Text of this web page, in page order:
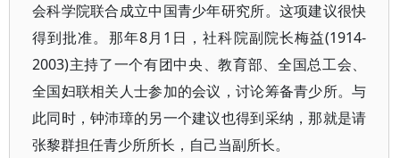
会科学院联合成立中国青少年研究所。这项建议很快
得到批准。那年8月1日，社科院副院长梅益(1914-
2003)主持了一个有团中央、教育部、全国总工会、
全国妇联相关人士参加的会议，讨论筹备青少所。与
此同时，钟沛璋的另一个建议也得到采纳，那就是请
张黎群担任青少所所长，自己当副所长。